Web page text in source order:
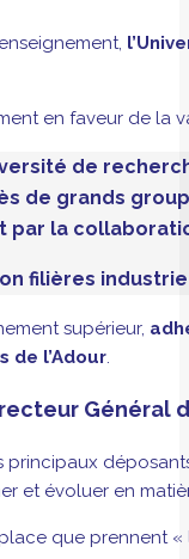
en faveur de
de
de grands
par la
filières
supérieur,
de l’Adour.
Général
principaux
et évoluer en
que prennent